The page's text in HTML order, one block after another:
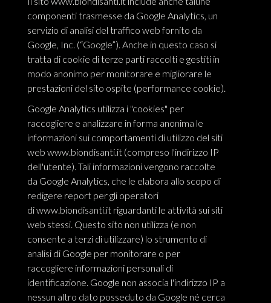
componenti trasmesse da Google Analytics, un
servizio di analisi del traffico web fornito da
Google, Inc. (“Google”). Anche in questo caso si
tratta di cookie di terze parti raccolti e gestiti in
modo anonimo per monitorare e migliorare le
prestazioni del sito ospite (performance cookie).
Google Analytics utilizza i "cookies" per
raccogliere e analizzare in forma anonima le
informazioni sui comportamenti di utilizzo del siti
web www.biondisanti.it (compreso l'indirizzo IP
dell'utente). Tali informazioni vengono raccolte
da Google Analytics, che le elabora allo scopo di
redigere report per gli operatori
diwww.biondisanti.it riguardanti le attività sui siti
web stessi. Questo sito non utilizza (e non
consente a terzi di utilizzare) lo strumento di
analisi di Google per monitorare o per
raccogliere informazioni personali di
identificazione. Google non associa l'indirizzo IP a
nessun altro dato posseduto da Google né cerca